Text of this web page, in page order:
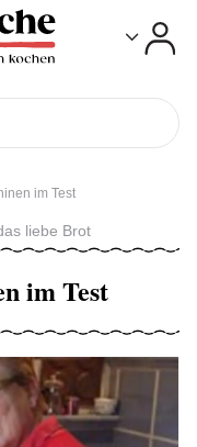
im Test
liebe Brot
im Test